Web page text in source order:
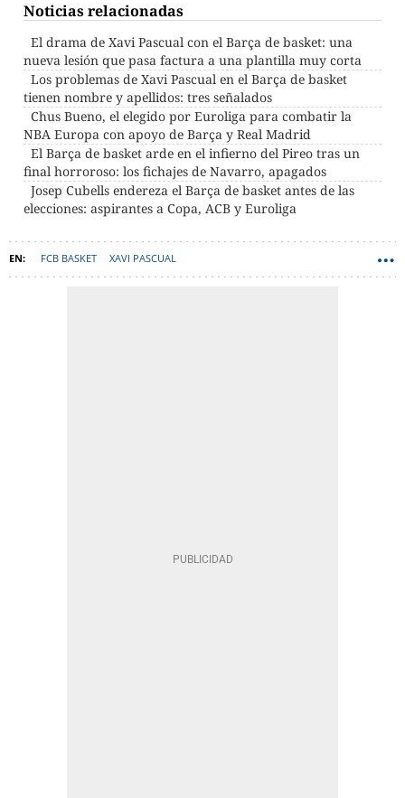
Noticias relacionadas
El drama de Xavi Pascual con el Barça de basket: una
nueva lesión que pasa factura a una plantilla muy corta
Los problemas de Xavi Pascual en el Barça de basket
tienen nombre y apellidos: tres señalados
Chus Bueno, el elegido por Euroliga para combatir la
NBA Europa con apoyo de Barça y Real Madrid
El Barça de basket arde en el infierno del Pireo tras un
final horroroso: los fichajes de Navarro, apagados
Josep Cubells endereza el Barça de basket antes de las
elecciones: aspirantes a Copa, ACB y Euroliga
FCB BASKET XAVI PASCUAL